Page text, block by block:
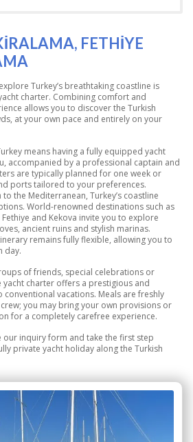
FETHIYE
Turkey’s breathtaking coastline is
charter. Combining comfort and
allows you to discover the Turkish
at your own pace and entirely on your
means having a fully equipped yacht
accompanied by a professional captain and
are typically planned for one week or
ports tailored to your preferences.
the Mediterranean, Turkey’s coastline
World-renowned destinations such as
and Kekova invite you to explore
ancient ruins and stylish marinas.
remains fully flexible, allowing you to
day.
of friends, special celebrations or
charter offers a prestigious and
vacations. Meals are freshly
you may bring your own provisions or
for a completely carefree experience.
inquiry form and take the first step
private yacht holiday along the Turkish